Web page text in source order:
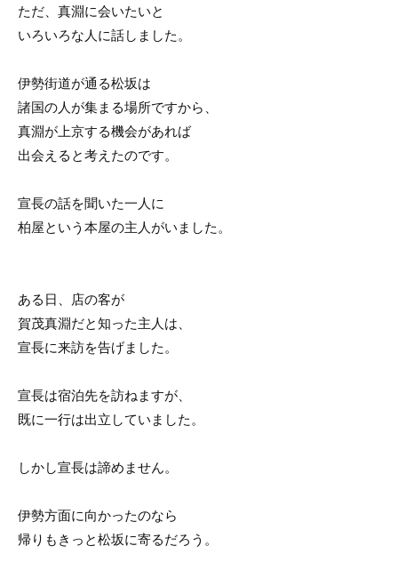
ただ、真淵に会いたいと
いろいろな人に話しました。
伊勢街道が通る松坂は
諸国の人が集まる場所ですから、
真淵が上京する機会があれば
出会えると考えたのです。
宣長の話を聞いた一人に
柏屋という本屋の主人がいました。
ある日、店の客が
賀茂真淵だと知った主人は、
宣長に来訪を告げました。
宣長は宿泊先を訪ねますが、
既に一行は出立していました。
しかし宣長は諦めません。
伊勢方面に向かったのなら
帰りもきっと松坂に寄るだろう。